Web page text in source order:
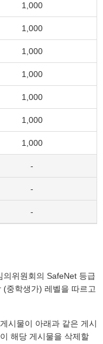
1,000
1,000
1,000
1,000
1,000
1,000
1,000
-
-
-
위원회의 SafeNet 등급
중학생가) 레벨을 따르고
시물이 아래과 같은 게시
해당 게시물을 삭제할